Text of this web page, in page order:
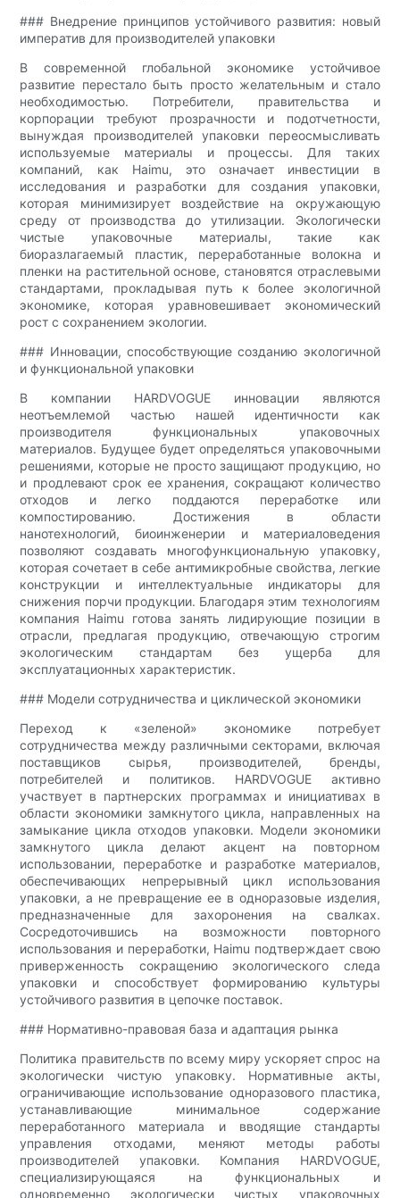
### Внедрение принципов устойчивого развития: новый
императив для производителей упаковки
В современной глобальной экономике устойчивое
развитие перестало быть просто желательным и стало
необходимостью. Потребители, правительства и
корпорации требуют прозрачности и подотчетности,
вынуждая производителей упаковки переосмысливать
используемые материалы и процессы. Для таких
компаний, как Haimu, это означает инвестиции в
исследования и разработки для создания упаковки,
которая минимизирует воздействие на окружающую
среду от производства до утилизации. Экологически
чистые упаковочные материалы, такие как
биоразлагаемый пластик, переработанные волокна и
пленки на растительной основе, становятся отраслевыми
стандартами, прокладывая путь к более экологичной
экономике, которая уравновешивает экономический
рост с сохранением экологии.
### Инновации, способствующие созданию экологичной
и функциональной упаковки
В компании HARDVOGUE инновации являются
неотъемлемой частью нашей идентичности как
производителя функциональных упаковочных
материалов. Будущее будет определяться упаковочными
решениями, которые не просто защищают продукцию, но
и продлевают срок ее хранения, сокращают количество
отходов и легко поддаются переработке или
компостированию. Достижения в области
нанотехнологий, биоинженерии и материаловедения
позволяют создавать многофункциональную упаковку,
которая сочетает в себе антимикробные свойства, легкие
конструкции и интеллектуальные индикаторы для
снижения порчи продукции. Благодаря этим технологиям
компания Haimu готова занять лидирующие позиции в
отрасли, предлагая продукцию, отвечающую строгим
экологическим стандартам без ущерба для
эксплуатационных характеристик.
### Модели сотрудничества и циклической экономики
Переход к «зеленой» экономике потребует
сотрудничества между различными секторами, включая
поставщиков сырья, производителей, бренды,
потребителей и политиков. HARDVOGUE активно
участвует в партнерских программах и инициативах в
области экономики замкнутого цикла, направленных на
замыкание цикла отходов упаковки. Модели экономики
замкнутого цикла делают акцент на повторном
использовании, переработке и разработке материалов,
обеспечивающих непрерывный цикл использования
упаковки, а не превращение ее в одноразовые изделия,
предназначенные для захоронения на свалках.
Сосредоточившись на возможности повторного
использования и переработки, Haimu подтверждает свою
приверженность сокращению экологического следа
упаковки и способствует формированию культуры
устойчивого развития в цепочке поставок.
### Нормативно-правовая база и адаптация рынка
Политика правительств по всему миру ускоряет спрос на
экологически чистую упаковку. Нормативные акты,
ограничивающие использование одноразового пластика,
устанавливающие минимальное содержание
переработанного материала и вводящие стандарты
управления отходами, меняют методы работы
производителей упаковки. Компания HARDVOGUE,
специализирующаяся на функциональных и
одновременно экологически чистых упаковочных